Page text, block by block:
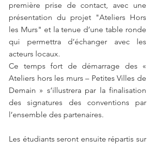
première prise de contact, avec une
présentation du projet "Ateliers Hors
les Murs" et la tenue d’une table ronde
qui permettra d’échanger avec les
acteurs locaux.
Ce temps fort de démarrage des «
Ateliers hors les murs – Petites Villes de
Demain » s’illustrera par la finalisation
des signatures des conventions par
l’ensemble des partenaires.
Les étudiants seront ensuite répartis sur